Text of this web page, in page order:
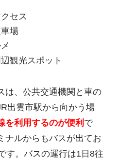
セス
場
観光スポット
は、公共交通機関と車の
出雲市駅から向かう場
を利用するのが便利 で
ナルからもバスが出てお
す。バスの運行は1日8往